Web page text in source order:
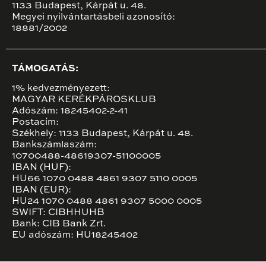
1133 Budapest, Kárpát u. 48.
Megyei nyilvántartásbeli azonosító:
18881/2002
TÁMOGATÁS:
1% kedvezményezett:
MAGYAR KERÉKPÁROSKLUB
Adószám: 18245402-2-41
Postacím:
Székhely: 1133 Budapest, Kárpát u. 48.
Bankszámlaszám:
10700488-48619307-51100005
IBAN (HUF):
HU66 1070 0488 4861 9307 5110 0005
IBAN (EUR):
HU24 1070 0488 4861 9307 5000 0005
SWIFT: CIBHHUHB
Bank: CIB Bank Zrt.
EU adószám: HU18245402